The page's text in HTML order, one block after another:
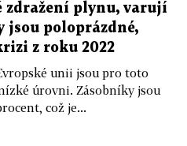
zdražení plynu, varují
jsou poloprázdné,
z roku 2022
unii jsou pro toto
úrovni. Zásobníky jsou
což je...